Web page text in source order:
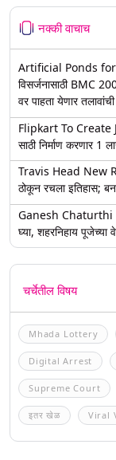
नक्की वाचाच
Artificial Ponds
विसर्जनासाठी BMC
वर पाहता येणार तलावांची
Flipkart To Create
साठी निर्माण करणार 1
Travis Head New
ठोकून रचला इतिहास;
Ganesh Chaturthi
घ्या, शहरनिहाय पूजेच्या
चर्चेतील विषय
Mhada Lottery
Digital Arrest
Supreme Court
इतर खेळ Viral